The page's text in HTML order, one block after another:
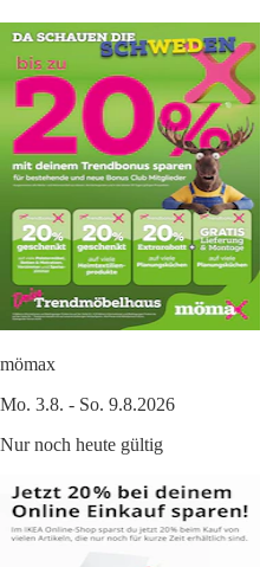
mömax
Mo. 3.8. - So. 9.8.2026
Nur noch heute gültig